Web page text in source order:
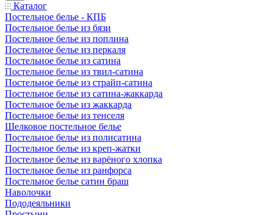
Каталог
Постельное белье - КПБ
Постельное белье из бязи
Постельное белье из поплина
Постельное белье из перкаля
Постельное белье из сатина
Постельное белье из твил-сатина
Постельное белье из страйп-сатина
Постельное белье из сатина-жаккарда
Постельное белье из жаккарда
Постельное белье из тенселя
Шелковое постельное белье
Постельное белье из полисатина
Постельное белье из креп-жатки
Постельное белье из варёного хлопка
Постельное белье из ранфорса
Постельное белье сатин браш
Наволочки
Пододеяльники